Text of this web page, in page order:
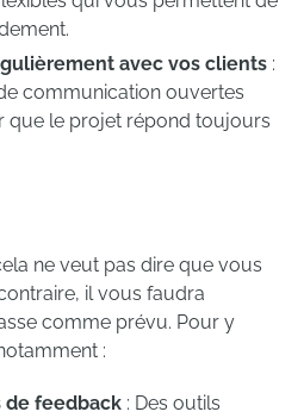
avec vos clients :
communication ouvertes
que le projet répond toujours
ne veut pas dire que vous
il vous faudra
comme prévu. Pour y
:
de feedback : Des outils